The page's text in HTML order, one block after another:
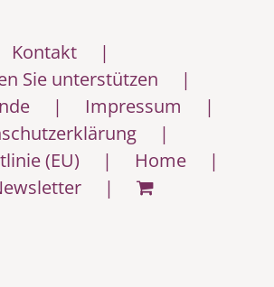
Kontakt
Sie unterstützen
Impressum
(EU)
Home